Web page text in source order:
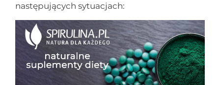
następujących sytuacjach: